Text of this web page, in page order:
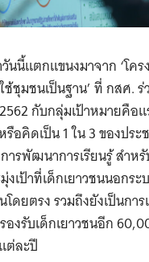
นนี้แตกแขนงมาจาก ‘โคร
ช้ชุมชนเป็นฐาน’ ที่ กสศ.
กับกลุ่มเป้าหมายคือ
อคิดเป็น 1 ใน 3 ของประ
ารพัฒนาการเรียนรู้ สำห
เป้าที่เด็กเยาวชนนอกร
ดยตรง รวมถึงยังเป็นกา
องรับเด็กเยาวชนอีก
ต่ละปี